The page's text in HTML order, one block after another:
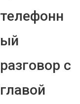
телефонн
ый
разговор с
главой